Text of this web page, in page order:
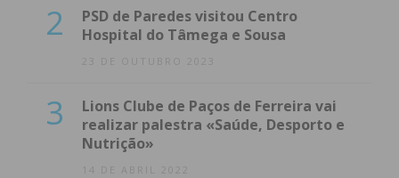
2
PSD de Paredes visitou Centro
Hospital do Tâmega e Sousa
23 DE OUTUBRO 2023
3
Lions Clube de Paços de Ferreira vai
realizar palestra «Saúde, Desporto e
Nutrição»
14 DE ABRIL 2022